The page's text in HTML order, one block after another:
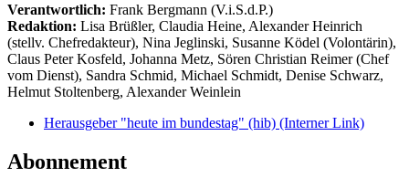
Verantwortlich: Frank Bergmann (V.i.S.d.P.)
Redaktion: Lisa Brüßler, Claudia Heine, Alexander Heinrich
(stellv. Chefredakteur), Nina Jeglinski, Susanne Ködel (Volontärin),
Claus Peter Kosfeld, Johanna Metz, Sören Christian Reimer (Chef
vom Dienst), Sandra Schmid, Michael Schmidt, Denise Schwarz,
Helmut Stoltenberg, Alexander Weinlein
Herausgeber "heute im bundestag" (hib) (Interner Link)
Abonnement